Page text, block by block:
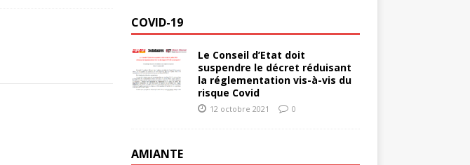
COVID-19
Le Conseil d’Etat doit
suspendre le décret réduisant
la réglementation vis-à-vis du
risque Covid
12 octobre 2021 0
AMIANTE